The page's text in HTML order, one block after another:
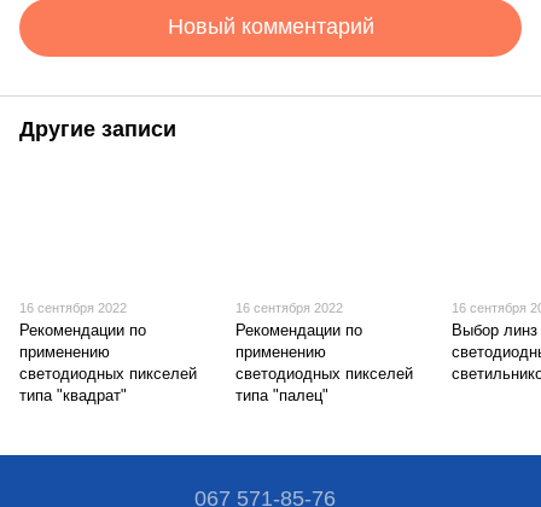
Новый комментарий
Другие записи
16 сентября 2022
Рекомендации по
применению
светодиодных пикселей
типа "квадрат"
16 сентября 2022
Рекомендации по
применению
светодиодных пикселей
типа "палец"
16 сентября
Выбор
067 571-85-76